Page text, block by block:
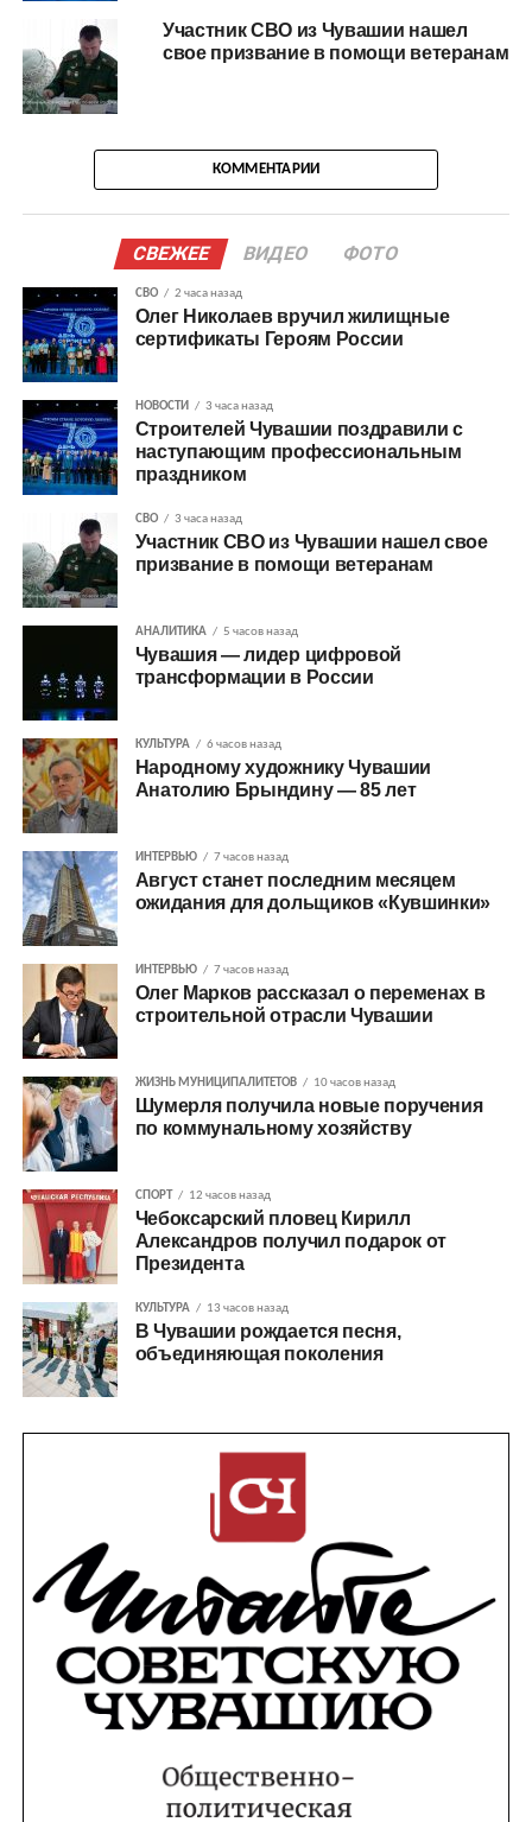
Участник СВО из Чувашии нашел
свое призвание в помощи ветеранам
КОММЕНТАРИИ
СВЕЖЕЕ ВИДЕО ФОТО
СВО 2 часа назад
Олег Николаев вручил жилищные
сертификаты Героям России
НОВОСТИ 3 часа назад
Строителей Чувашии поздравили с
наступающим профессиональным
праздником
СВО 3 часа назад
Участник СВО из Чувашии нашел свое
призвание в помощи ветеранам
АНАЛИТИКА 5 часов назад
Чувашия — лидер цифровой
трансформации в России
КУЛЬТУРА 6 часов назад
Народному художнику Чувашии
Анатолию Брындину — 85 лет
ИНТЕРВЬЮ 7 часов назад
Август станет последним месяцем
ожидания для дольщиков «Кувшинки»
ИНТЕРВЬЮ 7 часов назад
Олег Марков рассказал о переменах в
строительной отрасли Чувашии
ЖИЗНЬ МУНИЦИПАЛИТЕТОВ 10 часов назад
Шумерля получила новые поручения
по коммунальному хозяйству
СПОРТ 12 часов назад
Чебоксарский пловец Кирилл
Александров получил подарок от
Президента
КУЛЬТУРА 13 часов назад
В Чувашии рождается песня,
объединяющая поколения